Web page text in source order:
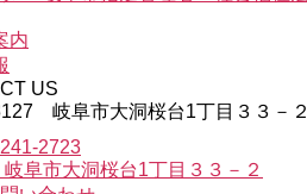
内
US
岐阜市大洞桜台1丁目３３－２
2723
阜市大洞桜台1丁目３３－２